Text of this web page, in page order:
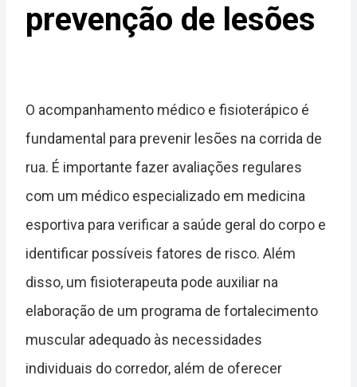
prevenção de lesões
O acompanhamento médico e fisioterápico é
fundamental para prevenir lesões na corrida de
rua. É importante fazer avaliações regulares
com um médico especializado em medicina
esportiva para verificar a saúde geral do corpo e
identificar possíveis fatores de risco. Além
disso, um fisioterapeuta pode auxiliar na
elaboração de um programa de fortalecimento
muscular adequado às necessidades
individuais do corredor, além de oferecer